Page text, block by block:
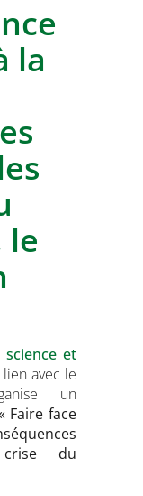
la
le
science et
avec le
un
Faire face
du